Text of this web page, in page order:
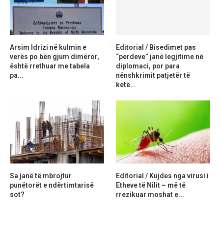
Arsim Idrizi në kulmin e
verës po bën gjum dimëror,
është rrethuar me tabela
pa...
Editorial / Bisedimet pas
“perdeve” janë legjitime në
diplomaci, por para
nënshkrimit patjetër të
ketë...
Sa janë të mbrojtur
punëtorët e ndërtimtarisë
sot?
Editorial / Kujdes nga virusi i
Etheve të Nilit – më të
rrezikuar moshat e...